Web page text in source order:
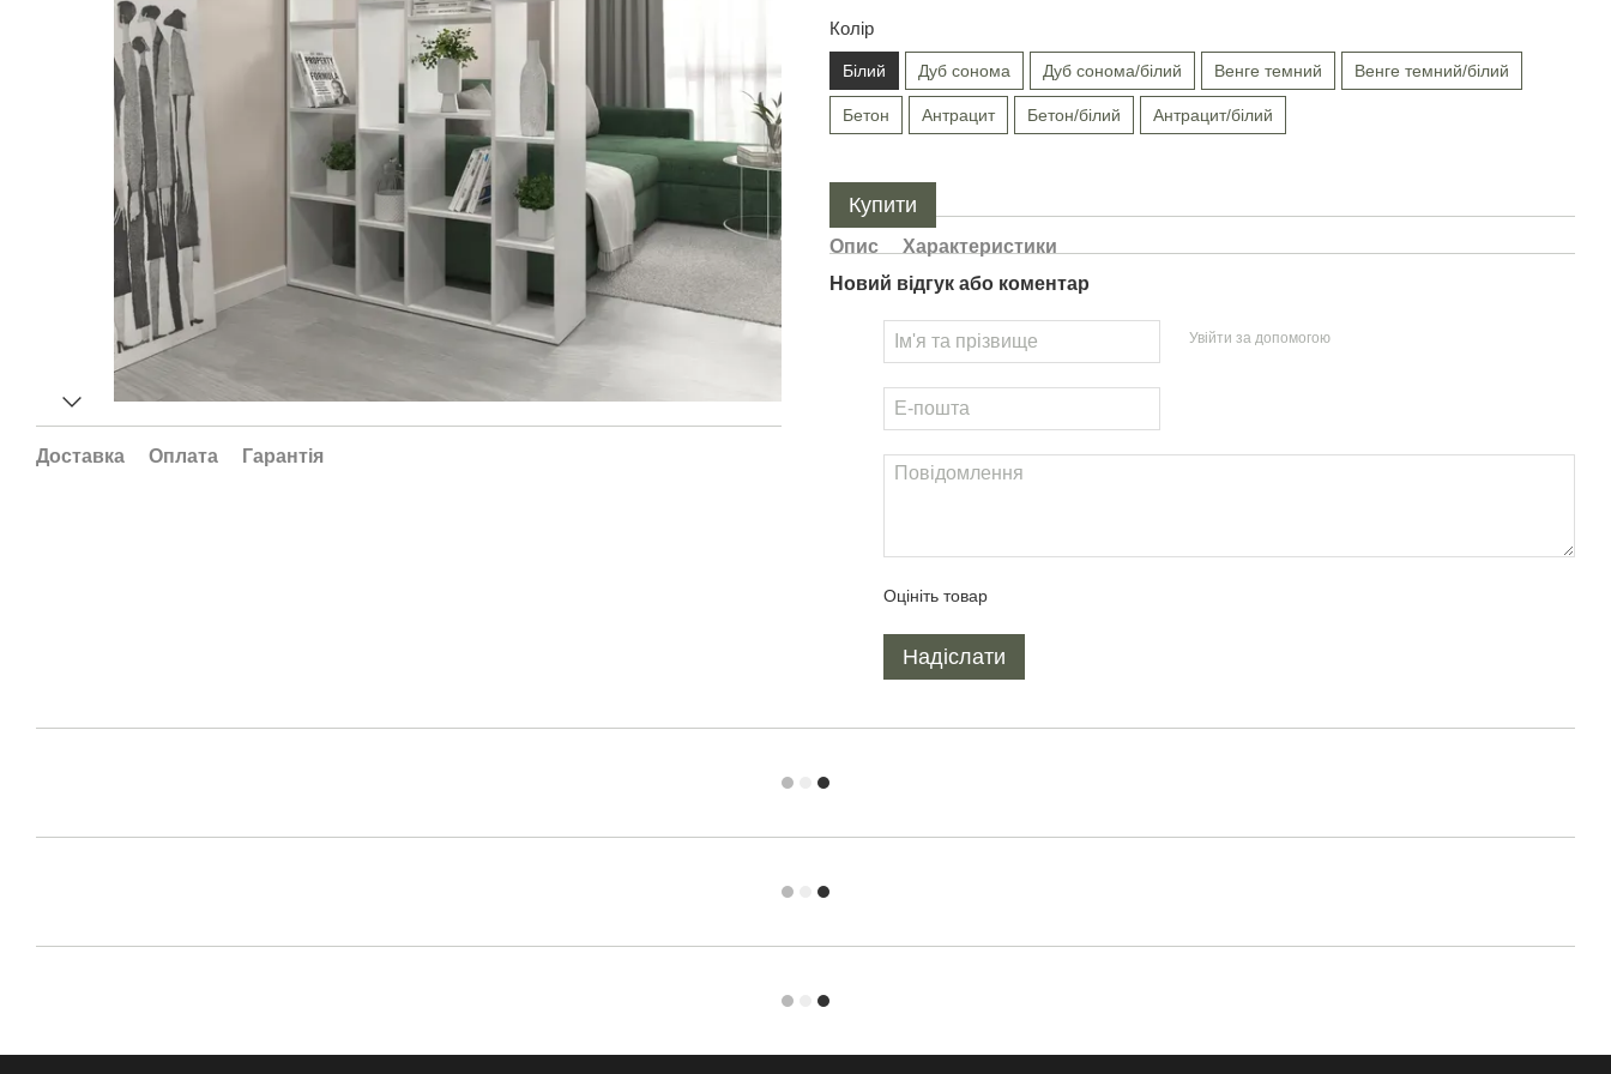
Доставка Оплата Гарантія
Колір
Білий Дуб сонома Дуб сонома/білий Венге темний Венге темний/білий
Бетон Антрацит Бетон/білий Антрацит/білий
Купити
Опис
Характеристики
Новий відгук або коментар
Увійти за допомогою
Оцініть товар
Надіслати